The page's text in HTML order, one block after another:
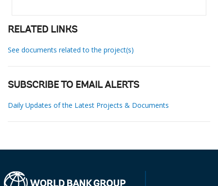
RELATED LINKS
See documents related to the project(s)
SUBSCRIBE TO EMAIL ALERTS
Daily Updates of the Latest Projects & Documents